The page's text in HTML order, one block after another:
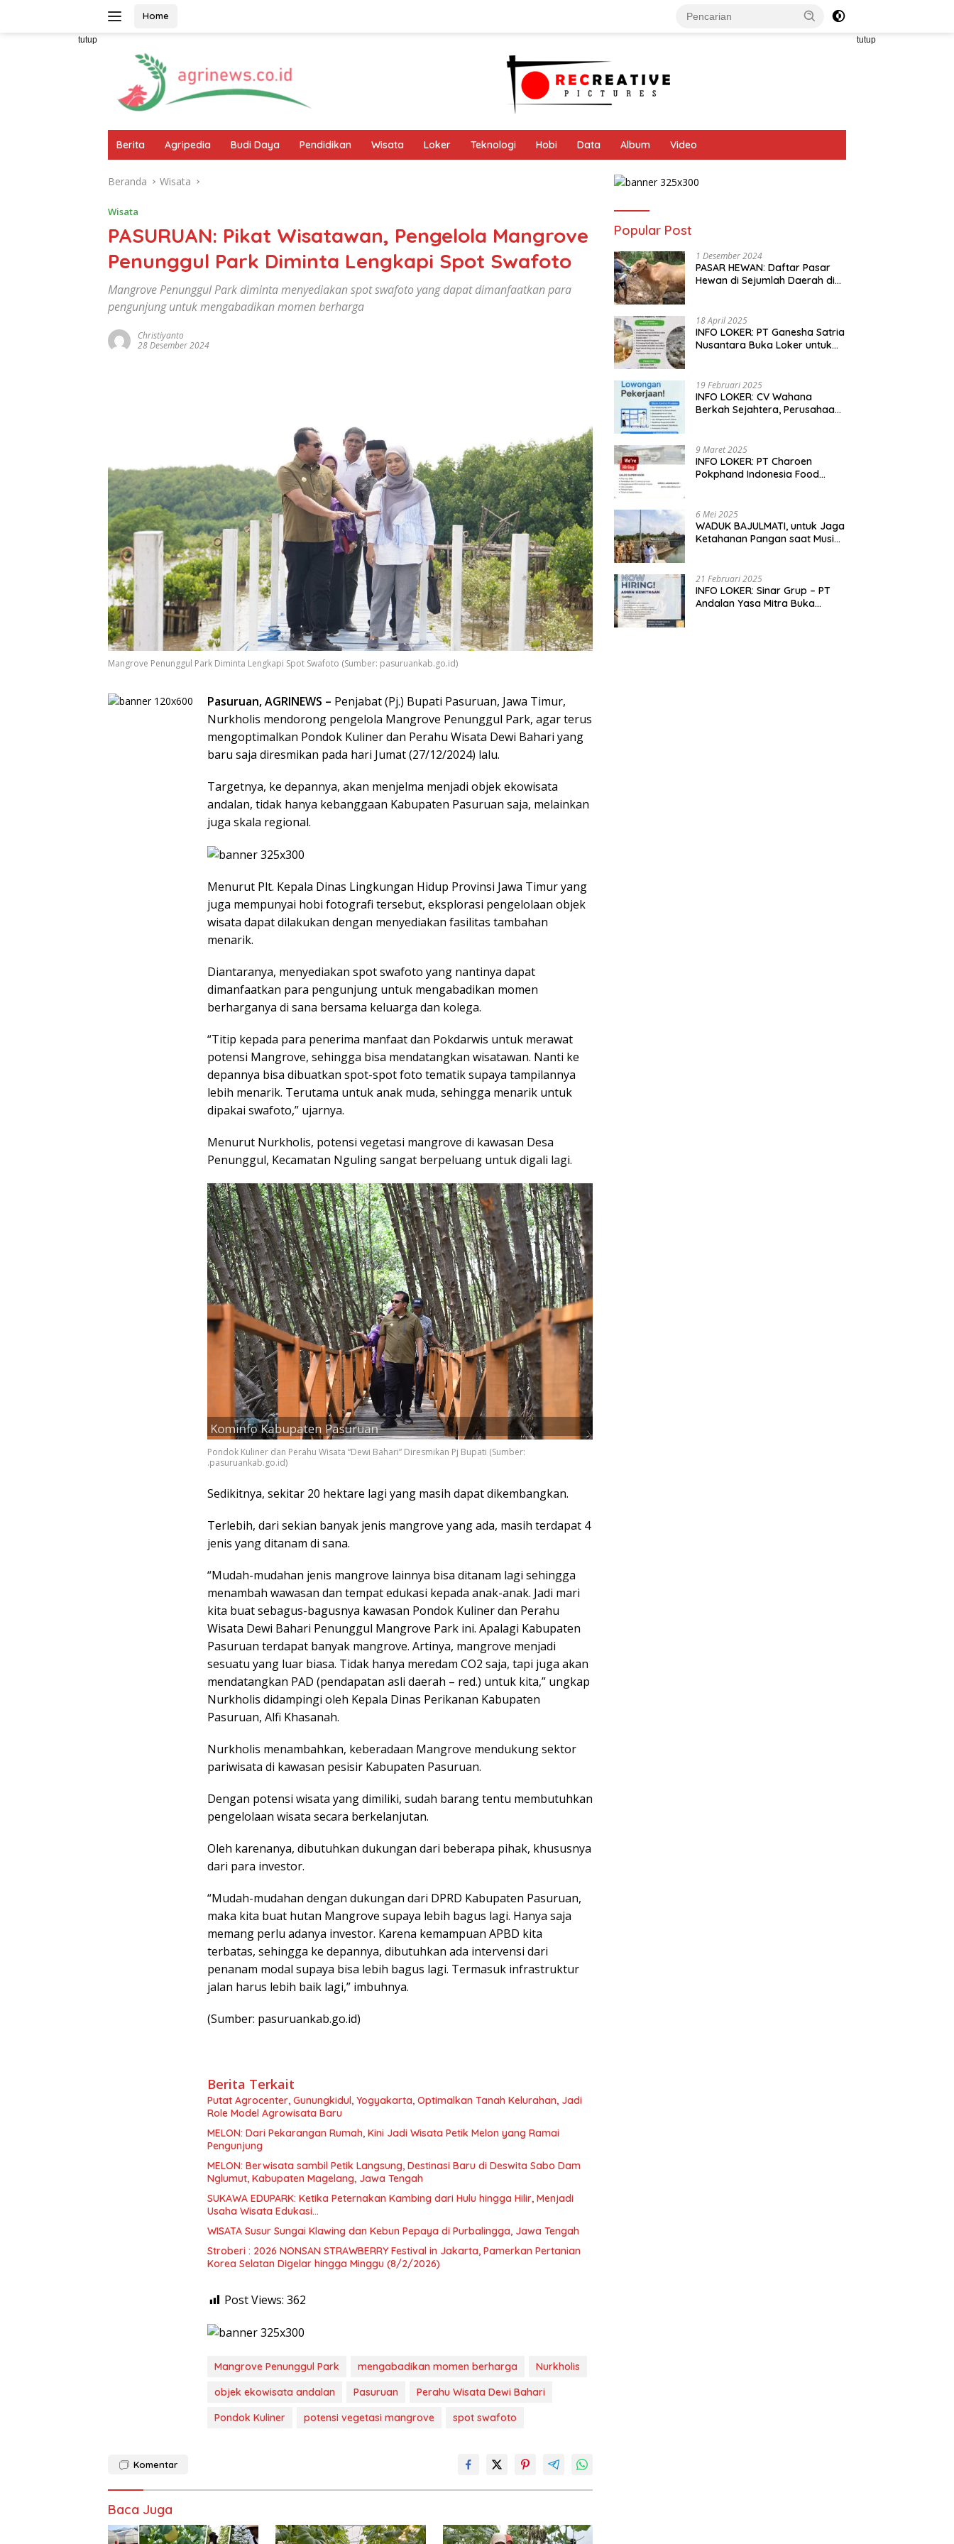
Home
tutup tutup
Berita Agripedia Budi Daya Pendidikan Wisata Loker Teknologi Hobi Data Album Video
Beranda Wisata
Wisata
PASURUAN: Pikat Wisatawan, Pengelola Mangrove
Penunggul Park Diminta Lengkapi Spot Swafoto
Mangrove Penunggul Park diminta menyediakan spot swafoto yang dapat dimanfaatkan para
pengunjung untuk mengabadikan momen berharga
Christiyanto
28 Desember 2024
Mangrove Penunggul Park Diminta Lengkapi Spot Swafoto (Sumber: pasuruankab.go.id)
Pasuruan, AGRINEWS – Penjabat (Pj.) Bupati Pasuruan, Jawa Timur,
Nurkholis mendorong pengelola Mangrove Penunggul Park, agar terus
mengoptimalkan Pondok Kuliner dan Perahu Wisata Dewi Bahari yang
baru saja diresmikan pada hari Jumat (27/12/2024) lalu.
Targetnya, ke depannya, akan menjelma menjadi objek ekowisata
andalan, tidak hanya kebanggaan Kabupaten Pasuruan saja, melainkan
juga skala regional.
Menurut Plt. Kepala Dinas Lingkungan Hidup Provinsi Jawa Timur yang
juga mempunyai hobi fotografi tersebut, eksplorasi pengelolaan objek
wisata dapat dilakukan dengan menyediakan fasilitas tambahan
menarik.
Diantaranya, menyediakan spot swafoto yang nantinya dapat
dimanfaatkan para pengunjung untuk mengabadikan momen
berharganya di sana bersama keluarga dan kolega.
“Titip kepada para penerima manfaat dan Pokdarwis untuk merawat
potensi Mangrove, sehingga bisa mendatangkan wisatawan. Nanti ke
depannya bisa dibuatkan spot-spot foto tematik supaya tampilannya
lebih menarik. Terutama untuk anak muda, sehingga menarik untuk
dipakai swafoto,” ujarnya.
Menurut Nurkholis, potensi vegetasi mangrove di kawasan Desa
Penunggul, Kecamatan Nguling sangat berpeluang untuk digali lagi.
Pondok Kuliner dan Perahu Wisata “Dewi Bahari” Diresmikan Pj Bupati (Sumber:
.pasuruankab.go.id)
Sedikitnya, sekitar 20 hektare lagi yang masih dapat dikembangkan.
Terlebih, dari sekian banyak jenis mangrove yang ada, masih terdapat 4
jenis yang ditanam di sana.
“Mudah-mudahan jenis mangrove lainnya bisa ditanam lagi sehingga
menambah wawasan dan tempat edukasi kepada anak-anak. Jadi mari
kita buat sebagus-bagusnya kawasan Pondok Kuliner dan Perahu
Wisata Dewi Bahari Penunggul Mangrove Park ini. Apalagi Kabupaten
Pasuruan terdapat banyak mangrove. Artinya, mangrove menjadi
sesuatu yang luar biasa. Tidak hanya meredam CO2 saja, tapi juga akan
mendatangkan PAD (pendapatan asli daerah – red.) untuk kita,” ungkap
Nurkholis didampingi oleh Kepala Dinas Perikanan Kabupaten
Pasuruan, Alfi Khasanah.
Nurkholis menambahkan, keberadaan Mangrove mendukung sektor
pariwisata di kawasan pesisir Kabupaten Pasuruan.
Dengan potensi wisata yang dimiliki, sudah barang tentu membutuhkan
pengelolaan wisata secara berkelanjutan.
Oleh karenanya, dibutuhkan dukungan dari beberapa pihak, khususnya
dari para investor.
“Mudah-mudahan dengan dukungan dari DPRD Kabupaten Pasuruan,
maka kita buat hutan Mangrove supaya lebih bagus lagi. Hanya saja
memang perlu adanya investor. Karena kemampuan APBD kita
terbatas, sehingga ke depannya, dibutuhkan ada intervensi dari
penanam modal supaya bisa lebih bagus lagi. Termasuk infrastruktur
jalan harus lebih baik lagi,” imbuhnya.
(Sumber: pasuruankab.go.id)
Berita Terkait
Putat Agrocenter, Gunungkidul, Yogyakarta, Optimalkan Tanah Kelurahan, Jadi
Role Model Agrowisata Baru
MELON: Dari Pekarangan Rumah, Kini Jadi Wisata Petik Melon yang Ramai
Pengunjung
MELON: Berwisata sambil Petik Langsung, Destinasi Baru di Deswita Sabo Dam
Nglumut, Kabupaten Magelang, Jawa Tengah
SUKAWA EDUPARK: Ketika Peternakan Kambing dari Hulu hingga Hilir, Menjadi
Usaha Wisata Edukasi…
WISATA Susur Sungai Klawing dan Kebun Pepaya di Purbalingga, Jawa Tengah
Stroberi : 2026 NONSAN STRAWBERRY Festival in Jakarta, Pamerkan Pertanian
Korea Selatan Digelar hingga Minggu (8/2/2026)
Post Views: 362
Mangrove Penunggul Park mengabadikan momen berharga
Nurkholis
objek ekowisata andalan
Pasuruan
Perahu Wisata Dewi Bahari
Pondok Kuliner
potensi vegetasi mangrove spot swafoto
Komentar
Baca Juga
Popular Post
1 Desember 2024
PASAR HEWAN: Daftar Pasar
Hewan di Sejumlah Daerah di
18 April 2025
INFO LOKER: PT Ganesha Satria
Nusantara Buka Loker untuk
19 Februari 2025
INFO LOKER: CV Wahana
Berkah Sejahtera, Perusahaan
9 Maret 2025
INFO LOKER: PT Charoen
Pokphand Indonesia Food
6 Mei 2025
WADUK BAJULMATI, untuk Jaga
Ketahanan Pangan saat Musim
21 Februari 2025
INFO LOKER: Sinar Grup – PT
Andalan Yasa Mitra Buka